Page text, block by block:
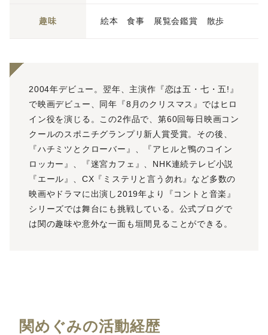
趣味 絵本 食事 展覧会鑑賞 散歩
2004年デビュー。翌年、主演作『恋は五・七・五!』
で映画デビュー、同年『8月のクリスマス』ではヒロ
イン役を演じる。この2作品で、第60回毎日映画コン
クールのスポニチグランプリ新人賞受賞。その後、
『ハチミツとクローバー』、『アヒルと鴨のコイン
ロッカー』、『迷宮カフェ』、NHK連続テレビ小説
『エール』、CX『ミステリと言う勿れ』など多数の
映画やドラマに出演し2019年より『コントと音楽』
シリーズでは舞台にも挑戦している。公式ブログで
は関の趣味や意外な一面も垣間見ることができる。
関めぐみの活動経歴